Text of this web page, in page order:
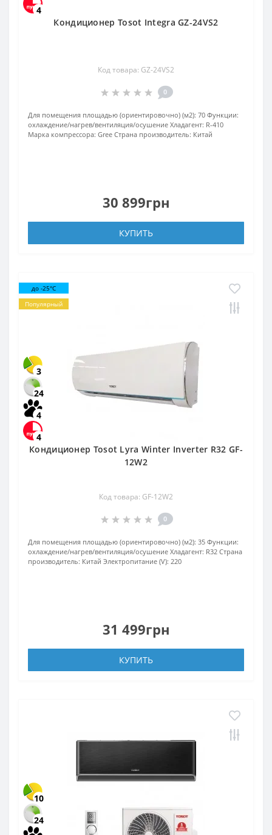
4
Кондиционер Tosot Integra GZ-24VS2
Код товара: GZ-24VS2
0
Для помещения площадью (ориентировочно) (м2): 70 Функции:
охлаждение/нагрев/вентиляция/осушение Хладагент: R-410
Марка компрессора: Gree Страна производитель: Китай
30 899грн
КУПИТЬ
до -25°C
Популярный
3
24
4
4
Кондиционер Tosot Lyra Winter Inverter R32 GF-
12W2
Код товара: GF-12W2
0
Для помещения площадью (ориентировочно) (м2): 35 Функции:
охлаждение/нагрев/вентиляция/осушение Хладагент: R32 Страна
производитель: Китай Электропитание (V): 220
31 499грн
КУПИТЬ
10
24